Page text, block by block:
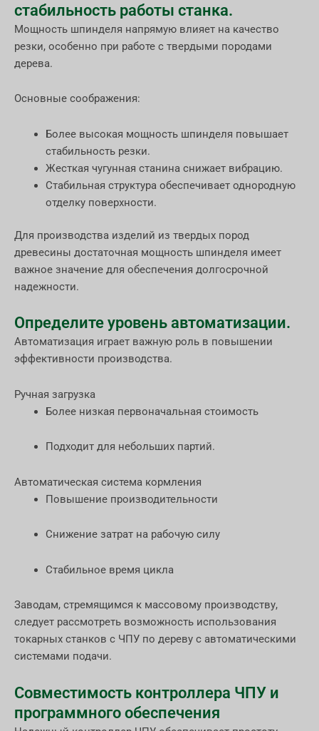
стабильность работы станка.
Мощность шпинделя напрямую влияет на качество
резки, особенно при работе с твердыми породами
дерева.
Основные соображения:
Более высокая мощность шпинделя повышает
стабильность резки.
Жесткая чугунная станина снижает вибрацию.
Стабильная структура обеспечивает однородную
отделку поверхности.
Для производства изделий из твердых пород
древесины достаточная мощность шпинделя имеет
важное значение для обеспечения долгосрочной
надежности.
Определите уровень автоматизации.
Автоматизация играет важную роль в повышении
эффективности производства.
Ручная загрузка
Более низкая первоначальная стоимость
Подходит для небольших партий.
Автоматическая система кормления
Повышение производительности
Снижение затрат на рабочую силу
Стабильное время цикла
Заводам, стремящимся к массовому производству,
следует рассмотреть возможность использования
токарных станков с ЧПУ по дереву с автоматическими
системами подачи.
Совместимость контроллера ЧПУ и
программного обеспечения